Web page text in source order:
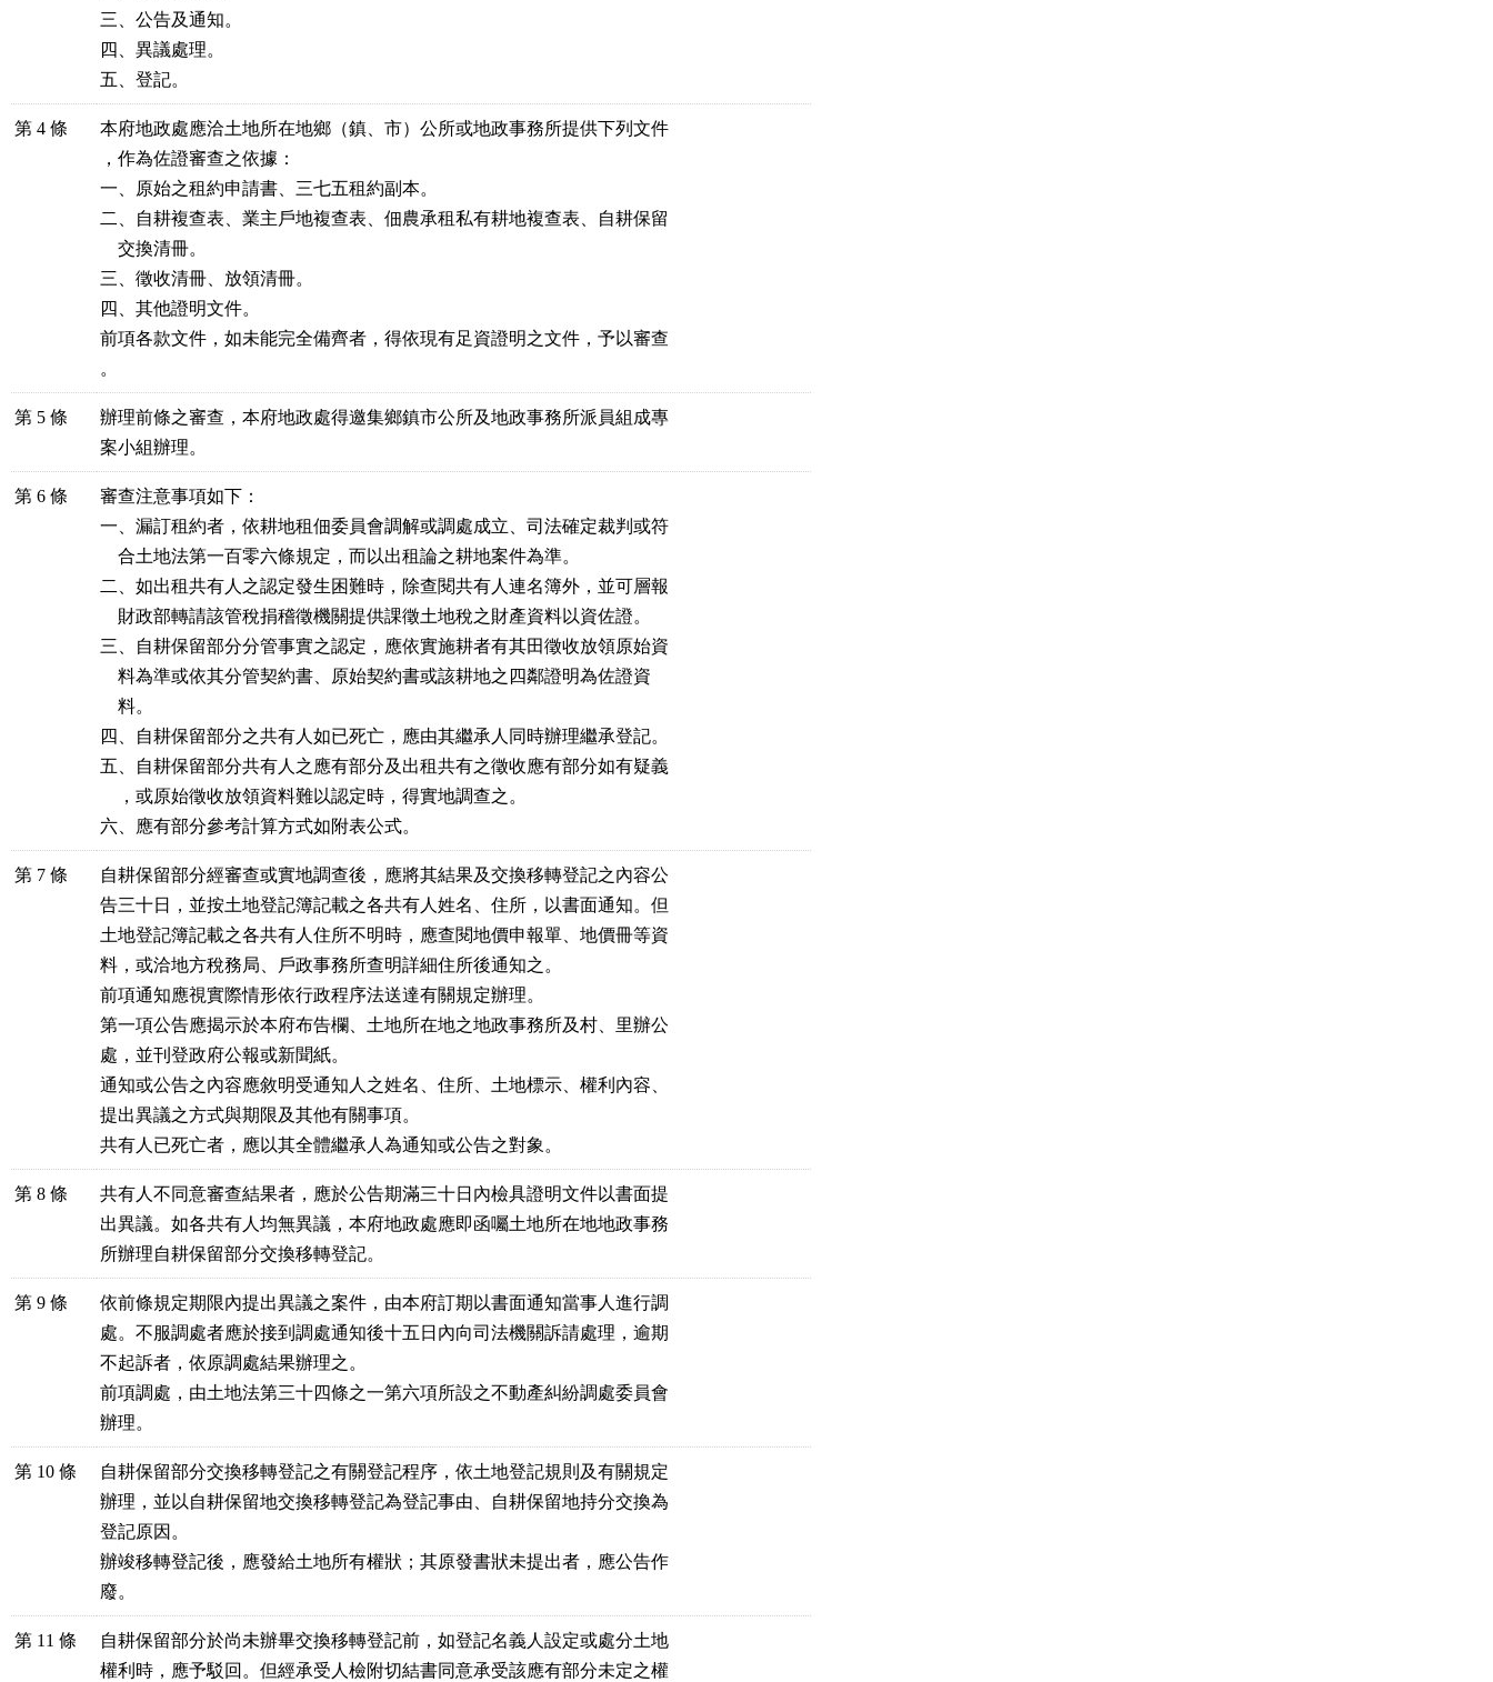
三、公告及通知。
四、異議處理。
五、登記。
第 4 條
本府地政處應洽土地所在地鄉（鎮、市）公所或地政事務所提供下列文件
，作為佐證審查之依據：
一、原始之租約申請書、三七五租約副本。
二、自耕複查表、業主戶地複查表、佃農承租私有耕地複查表、自耕保留
交換清冊。
三、徵收清冊、放領清冊。
四、其他證明文件。
前項各款文件，如未能完全備齊者，得依現有足資證明之文件，予以審查
。
第 5 條
辦理前條之審查，本府地政處得邀集鄉鎮市公所及地政事務所派員組成專
案小組辦理。
第 6 條
審查注意事項如下：
一、漏訂租約者，依耕地租佃委員會調解或調處成立、司法確定裁判或符
合土地法第一百零六條規定，而以出租論之耕地案件為準。
二、如出租共有人之認定發生困難時，除查閱共有人連名簿外，並可層報
財政部轉請該管稅捐稽徵機關提供課徵土地稅之財產資料以資佐證。
三、自耕保留部分分管事實之認定，應依實施耕者有其田徵收放領原始資
料為準或依其分管契約書、原始契約書或該耕地之四鄰證明為佐證資
料。
四、自耕保留部分之共有人如已死亡，應由其繼承人同時辦理繼承登記。
五、自耕保留部分共有人之應有部分及出租共有之徵收應有部分如有疑義
，或原始徵收放領資料難以認定時，得實地調查之。
六、應有部分參考計算方式如附表公式。
第 7 條
自耕保留部分經審查或實地調查後，應將其結果及交換移轉登記之內容公
告三十日，並按土地登記簿記載之各共有人姓名、住所，以書面通知。但
土地登記簿記載之各共有人住所不明時，應查閱地價申報單、地價冊等資
料，或洽地方稅務局、戶政事務所查明詳細住所後通知之。
前項通知應視實際情形依行政程序法送達有關規定辦理。
第一項公告應揭示於本府布告欄、土地所在地之地政事務所及村、里辦公
處，並刊登政府公報或新聞紙。
通知或公告之內容應敘明受通知人之姓名、住所、土地標示、權利內容、
提出異議之方式與期限及其他有關事項。
共有人已死亡者，應以其全體繼承人為通知或公告之對象。
第 8 條
共有人不同意審查結果者，應於公告期滿三十日內檢具證明文件以書面提
出異議。如各共有人均無異議，本府地政處應即函囑土地所在地地政事務
所辦理自耕保留部分交換移轉登記。
第 9 條
依前條規定期限內提出異議之案件，由本府訂期以書面通知當事人進行調
處。不服調處者應於接到調處通知後十五日內向司法機關訴請處理，逾期
不起訴者，依原調處結果辦理之。
前項調處，由土地法第三十四條之一第六項所設之不動產糾紛調處委員會
辦理。
第 10 條
自耕保留部分交換移轉登記之有關登記程序，依土地登記規則及有關規定
辦理，並以自耕保留地交換移轉登記為登記事由、自耕保留地持分交換為
登記原因。
辦竣移轉登記後，應發給土地所有權狀；其原發書狀未提出者，應公告作
廢。
第 11 條
自耕保留部分於尚未辦畢交換移轉登記前，如登記名義人設定或處分土地
權利時，應予駁回。但經承受人檢附切結書同意承受該應有部分未定之權